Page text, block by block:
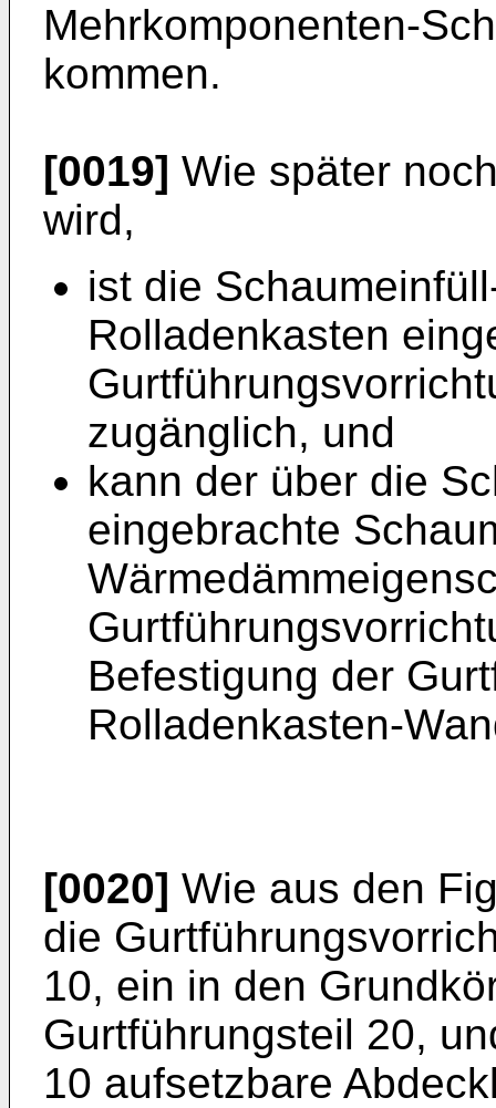
Mehrkomponenten-
kommen.
[0019] Wie später
wird,
ist die
Rolladenkasten
zugänglich, und
kann der über die
eingebrachte
Befestigung der
Rolladenkasten-
[0020] Wie aus den
die
10, ein in den
Gurtführungsteil 20,
10 aufsetzbare